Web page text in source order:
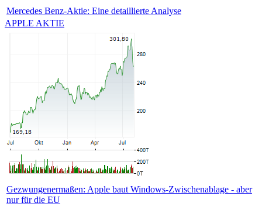
Mercedes Benz-Aktie: Eine detaillierte Analyse
APPLE AKTIE
Gezwungenermaßen: Apple baut Windows-Zwischenablage - aber
nur für die EU